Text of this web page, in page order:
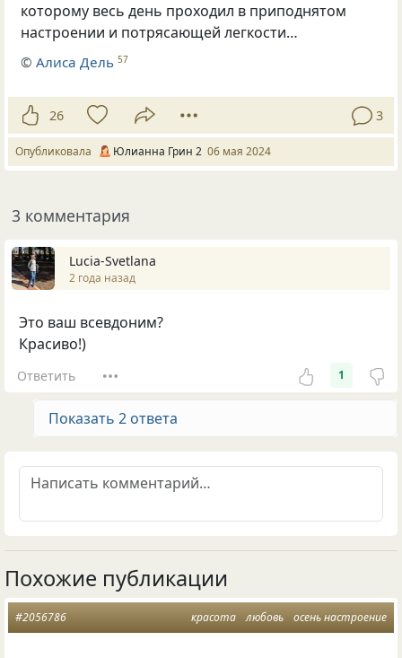
которому весь день проходил в приподнятом
настроении и потрясающей легкости…
©Алиса Дель 57
26 3
Опубликовала Юлианна Грин 2 06 мая 2024
3 комментария
Lucia-Svetlana
2 года назад
Это ваш всевдоним?
Красиво!)
Ответить 1
Показать 2 ответа
Похожие публикации
красота любовь осень настроение
#2056786